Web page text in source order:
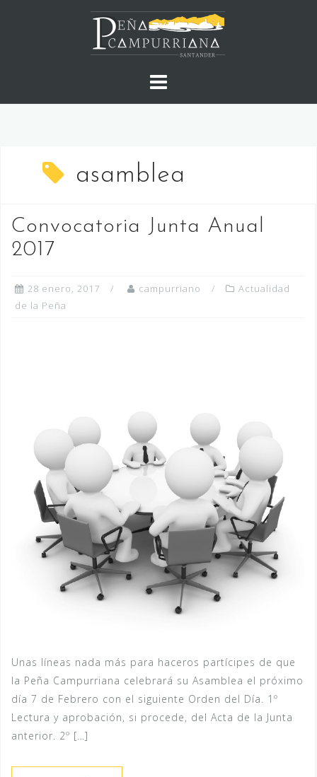
asamblea
Convocatoria Junta Anual
2017
28 enero, 2017 campurriano
Actualidad
de la Peña
Unas líneas nada más para haceros partícipes de que
la Peña Campurriana celebrará su Asamblea el próximo
día 7 de Febrero con el siguiente Orden del Día. 1º
Lectura y aprobación, si procede, del Acta de la Junta
anterior. 2º […]